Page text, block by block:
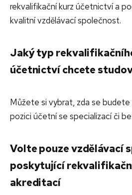
rekvalifikační kurz účetnictví a
kvalitní vzdělávací společnost.
Jaký typ
účetnictví chcete
Můžete si vybrat, zda se
pozici účetní se specializací či
Volte pouze vzdělávací
poskytující
akreditací